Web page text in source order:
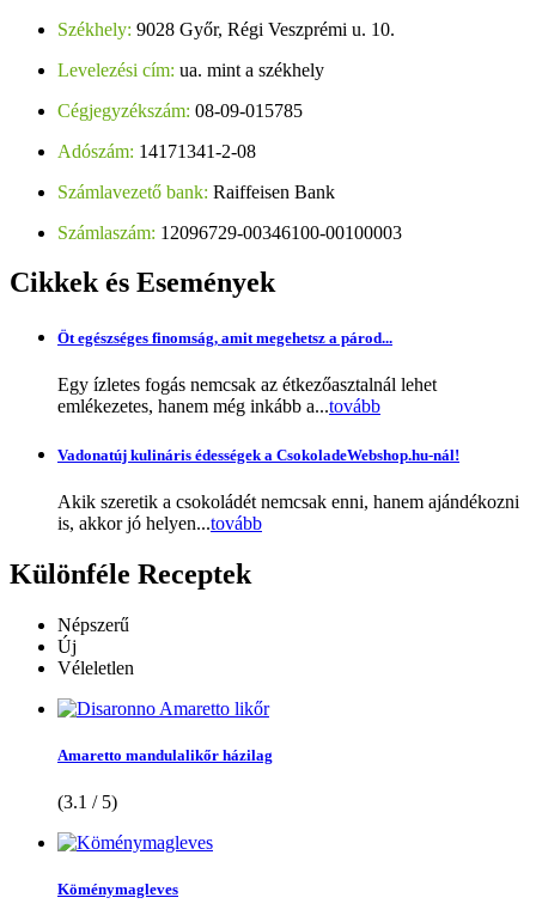
Székhely: 9028 Győr, Régi Veszprémi u. 10.
Levelezési cím: ua. mint a székhely
Cégjegyzékszám: 08-09-015785
Adószám: 14171341-2-08
Számlavezető bank: Raiffeisen Bank
Számlaszám: 12096729-00346100-00100003
Cikkekés Események
Öt egészséges finomság, amit megehetsz a párod...
Egy ízletes fogás nemcsak az étkezőasztalnál lehet
emlékezetes, hanem még inkább a...tovább
Vadonatúj kulináris édességek a CsokoladeWebshop.hu-nál!
Akik szeretik a csokoládét nemcsak enni, hanem ajándékozni
is, akkor jó helyen...tovább
Különféle Receptek
Népszerű
Új
Véleletlen
Amaretto mandulalikőr házilag
(3.1 / 5)
Köménymagleves